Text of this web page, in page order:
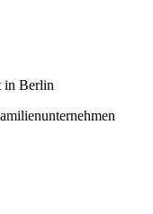
in Berlin